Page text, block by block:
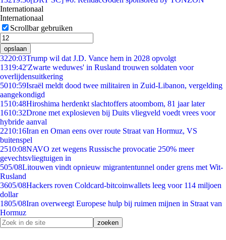
Internationaal
Internationaal
Scrollbar gebruiken
opslaan
3220:03Trump wil dat J.D. Vance hem in 2028 opvolgt
1319:42'Zwarte weduwes' in Rusland trouwen soldaten voor
overlijdensuitkering
5010:59Israël meldt dood twee militairen in Zuid-Libanon, vergelding
aangekondigd
1510:48Hiroshima herdenkt slachtoffers atoombom, 81 jaar later
1610:32Drone met explosieven bij Duits vliegveld voedt vrees voor
hybride aanval
2210:16Iran en Oman eens over route Straat van Hormuz, VS
buitenspel
2510:08NAVO zet wegens Russische provocatie 250% meer
gevechtsvliegtuigen in
505/08Litouwen vindt opnieuw migrantentunnel onder grens met Wit-
Rusland
3605/08Hackers roven Coldcard-bitcoinwallets leeg voor 114 miljoen
dollar
1805/08Iran overweegt Europese hulp bij ruimen mijnen in Straat van
Hormuz